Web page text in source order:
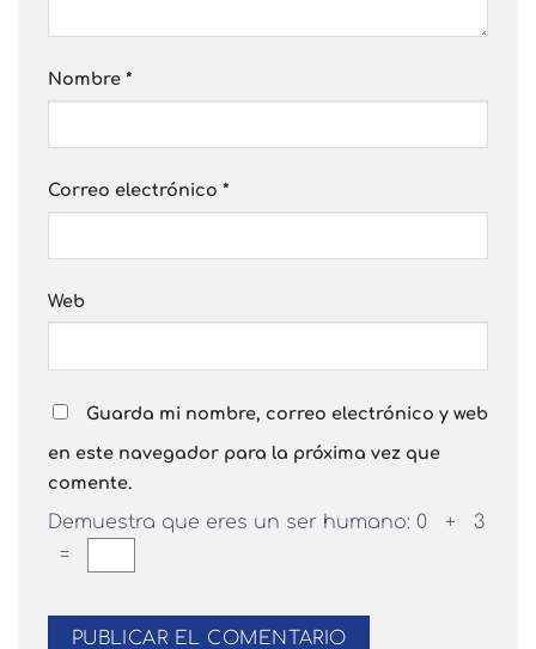
Nombre *
Correo electrónico *
Web
Guarda mi nombre, correo electrónico y web
en este navegador para la próxima vez que
comente.
Demuestra que eres un ser humano: 0 + 3
=